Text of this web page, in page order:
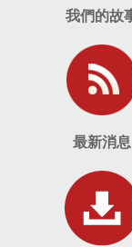
我們的故
最新消息